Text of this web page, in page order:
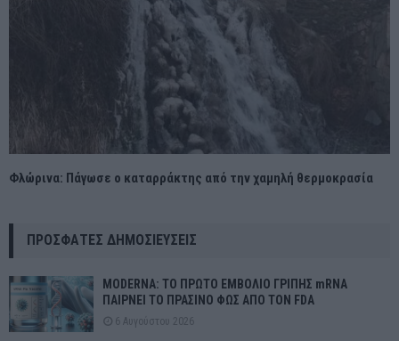
Φλώρινα: Πάγωσε ο καταρράκτης από την χαμηλή θερμοκρασία
ΠΡΌΣΦΑΤΕΣ ΔΗΜΟΣΙΕΎΣΕΙΣ
MODERNA: ΤΟ ΠΡΩΤΟ ΕΜΒΟΛΙΟ ΓΡΙΠΗΣ mRNA
ΠΑΙΡΝΕΙ ΤΟ ΠΡΑΣΙΝΟ ΦΩΣ ΑΠΟ ΤΟΝ FDA
6 Αυγούστου 2026